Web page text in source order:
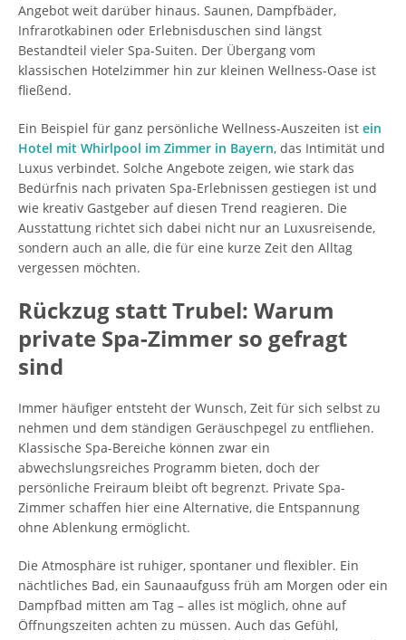
Angebot weit darüber hinaus. Saunen, Dampfbäder,
Infrarotkabinen oder Erlebnisduschen sind längst
Bestandteil vieler Spa-Suiten. Der Übergang vom
klassischen Hotelzimmer hin zur kleinen Wellness-Oase ist
fließend.
Ein Beispiel für ganz persönliche Wellness-Auszeiten ist ein
Hotel mit Whirlpool im Zimmer in Bayern, das Intimität und
Luxus verbindet. Solche Angebote zeigen, wie stark das
Bedürfnis nach privaten Spa-Erlebnissen gestiegen ist und
wie kreativ Gastgeber auf diesen Trend reagieren. Die
Ausstattung richtet sich dabei nicht nur an Luxusreisende,
sondern auch an alle, die für eine kurze Zeit den Alltag
vergessen möchten.
Rückzug statt Trubel: Warum
private Spa-Zimmer so gefragt
sind
Immer häufiger entsteht der Wunsch, Zeit für sich selbst zu
nehmen und dem ständigen Geräuschpegel zu entfliehen.
Klassische Spa-Bereiche können zwar ein
abwechslungsreiches Programm bieten, doch der
persönliche Freiraum bleibt oft begrenzt. Private Spa-
Zimmer schaffen hier eine Alternative, die Entspannung
ohne Ablenkung ermöglicht.
Die Atmosphäre ist ruhiger, spontaner und flexibler. Ein
nächtliches Bad, ein Saunaaufguss früh am Morgen oder ein
Dampfbad mitten am Tag – alles ist möglich, ohne auf
Öffnungszeiten achten zu müssen. Auch das Gefühl,